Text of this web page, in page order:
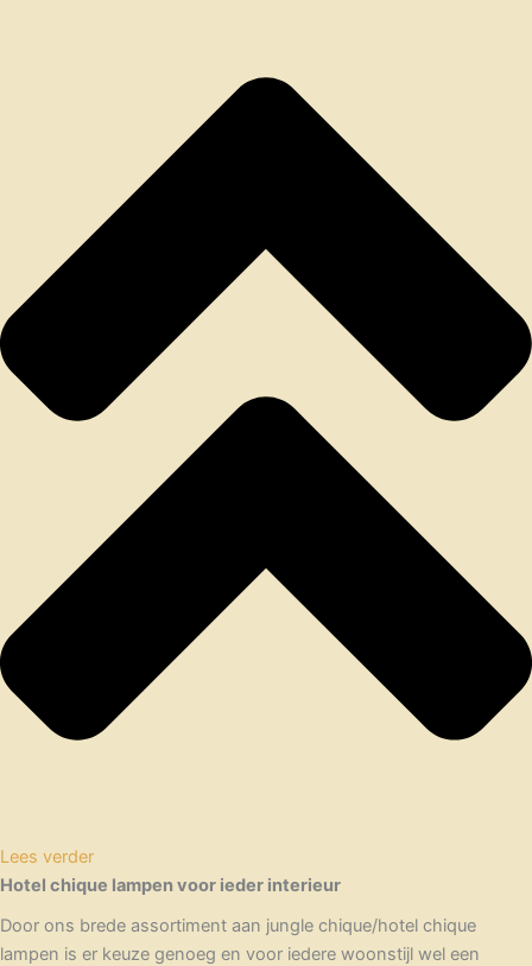
Lees verder
Hotel chique lampen voor ieder interieur
Door ons brede assortiment aan jungle chique/hotel chique
lampen is er keuze genoeg en voor iedere woonstijl wel een